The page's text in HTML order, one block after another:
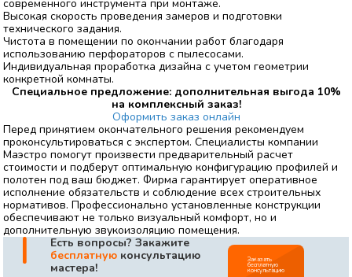
современного инструмента при монтаже.
Высокая скорость проведения замеров и подготовки
технического задания.
Чистота в помещении по окончании работ благодаря
использованию перфораторов с пылесосами.
Индивидуальная проработка дизайна с учетом геометрии
конкретной комнаты.
Специальное предложение: дополнительная выгода 10%
на комплексный заказ!
Оформить заказ онлайн
Перед принятием окончательного решения рекомендуем
проконсультироваться с экспертом. Специалисты компании
Маэстро помогут произвести предварительный расчет
стоимости и подберут оптимальную конфигурацию профилей и
полотен под ваш бюджет. Фирма гарантирует оперативное
исполнение обязательств и соблюдение всех строительных
нормативов. Профессионально установленные конструкции
обеспечивают не только визуальный комфорт, но и
дополнительную звукоизоляцию помещения.
|
Есть вопросы? Закажите
бесплатную консультацию
мастера!
Заказать
бесплатную
консультацию